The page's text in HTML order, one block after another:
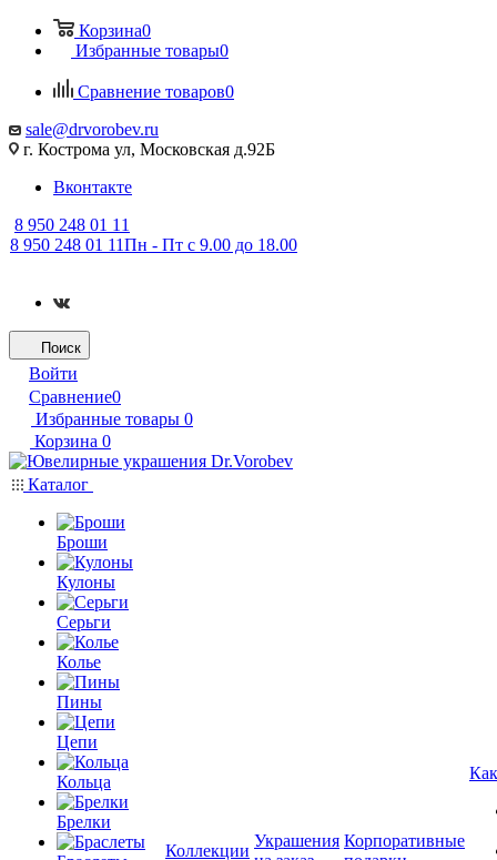
Корзина0
Избранные товары0
Сравнение товаров0
sale@drvorobev.ru
г. Кострома ул, Московская д.92Б
Вконтакте
8 950 248 01 11
8 950 248 01 11Пн - Пт с 9.00 до 18.00
Поиск
Войти
Сравнение0
Избранные товары 0
Корзина 0
Каталог
Броши
Кулоны
Серьги
Колье
Пины
Цепи
Кольца
Брелки
Коллекции
Украшения Корпоративные